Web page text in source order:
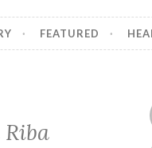
FEATURED